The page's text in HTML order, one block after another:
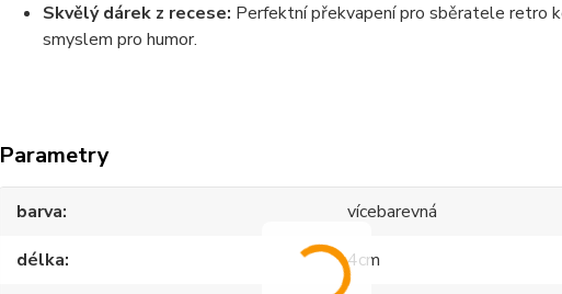
Skvělý dárek z recese: Perfektní překvapení pro sběratele retro
smyslem pro humor.
Parametry
barva
vícebarevná
délka
4cm